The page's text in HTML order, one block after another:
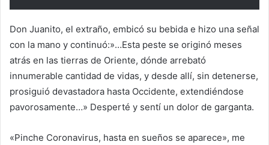
Don Juanito, el extraño, embicó su bebida e hizo una señal
con la mano y continuó:»…Esta peste se originó meses
atrás en las tierras de Oriente, dónde arrebató
innumerable cantidad de vidas, y desde allí, sin detenerse,
prosiguió devastadora hasta Occidente, extendiéndose
pavorosamente…» Desperté y sentí un dolor de garganta.
«Pinche Coronavirus, hasta en sueños se aparece», me